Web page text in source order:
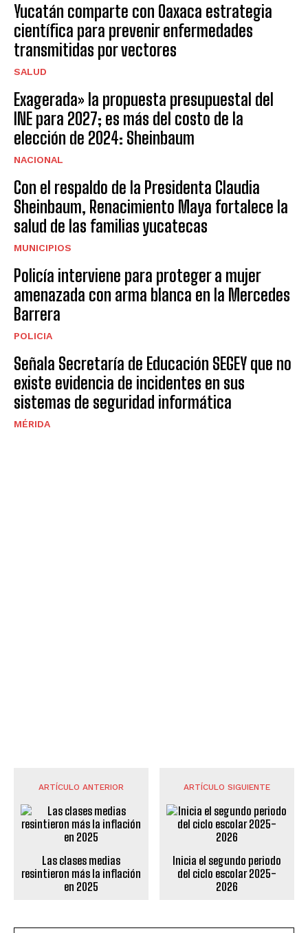
Yucatán comparte con Oaxaca estrategia
científica para prevenir enfermedades
transmitidas por vectores
SALUD
Exagerada» la propuesta presupuestal del
INE para 2027; es más del costo de la
elección de 2024: Sheinbaum
NACIONAL
Con el respaldo de la Presidenta Claudia
Sheinbaum, Renacimiento Maya fortalece la
salud de las familias yucatecas
MUNICIPIOS
Policía interviene para proteger a mujer
amenazada con arma blanca en la Mercedes
Barrera
POLICIA
Señala Secretaría de Educación SEGEY que no
existe evidencia de incidentes en sus
sistemas de seguridad informática
MÉRIDA
ARTÍCULO ANTERIOR
Las clases medias
resintieron más la inflación
en 2025
ARTÍCULO SIGUIENTE
Inicia el segundo periodo
del ciclo escolar 2025-
2026